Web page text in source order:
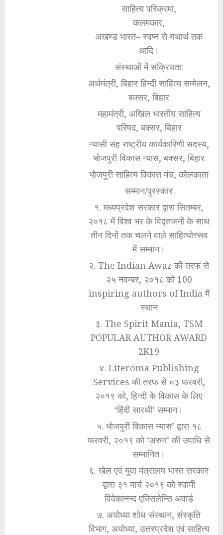
साहित्य परिक्रमा,
कलमकार,
अखण्ड भारत– स्वप्न से यथार्थ तक
आदि।
संस्थाओं में सक्रियता:
अर्थमंत्री, बिहार हिन्दी साहित्य सम्मेलन,
बक्सर, बिहार
महामंत्री, अखिल भारतीय साहित्य
परिषद, बक्सर, बिहार
न्यासी सह राष्ट्रीय कार्यकारिणी सदस्य,
भोजपुरी विकास न्यास, बक्सर, बिहार
भोजपुरी साहित्य विकास मंच, कोलकाता
सम्मान/पुरस्कार
१. मध्यप्रदेश सरकार द्वारा सितम्बर,
२०१८ में विश्व भर के विद्वतजनों के साथ
तीन दिनों तक चलने वाले साहित्योत्त्सव
में सम्मान।
२. The Indian Awaz की तरफ से
२५ नवम्बर, २०१८ को 100
inspiring authors of India में
स्थान
३. The Spirit Mania, TSM
POPULAR AUTHOR AWARD
2K19
४. Literoma Publishing
Services की तरफ से ०३ फरवरी,
२०१९ को, हिन्दी के विकास के लिए
‘हिंदी सारथी’ सम्मान।
५. भोजपुरी विकास न्यास’ द्वारा १८
फरवरी, २०१९ को ‘अरुण’ की उपाधि से
सम्मानित।
६. खेल एवं युवा मंत्रालय भारत सरकार
द्वारा ३१ मार्च २०१९ को स्वामी
विवेकानन्द एक्सिलेन्सि अवार्ड
७. अयोध्या शोध संस्थान, संस्कृति
विभाग, अयोध्या, उत्तरप्रदेश एवं साहित्य